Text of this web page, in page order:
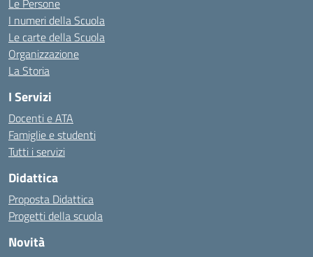
Le Persone
I numeri della Scuola
Le carte della Scuola
Organizzazione
La Storia
I Servizi
Docenti e ATA
Famiglie e studenti
Tutti i servizi
Didattica
Proposta Didattica
Progetti della scuola
Novità